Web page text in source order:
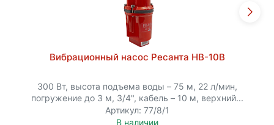
Вибрационный насос Ресанта НВ-10В
300 Вт, высота подъема воды – 75 м, 22 л/мин,
погружение до 3 м, 3/4", кабель – 10 м, верхний...
Артикул: 77/8/1
В наличии